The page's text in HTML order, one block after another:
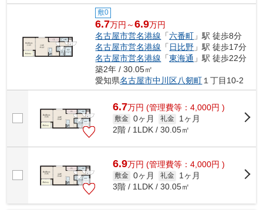
敷0
6.7万円～6.9万円
名古屋市営名港線 「六番町 」駅 徒歩8分
名古屋市営名港線 「日比野 」駅 徒歩17分
名古屋市営名港線 「東海通 」駅 徒歩22分
築2年 / 30.05㎡
愛知県名古屋市中川区八剱町 １丁目10-2
6.7万円 (管理費等：4,000円 )
敷金 0ヶ月 礼金
1ヶ月
2階 / 1LDK / 30.05㎡
6.9万円 (管理費等：4,000円 )
敷金 0ヶ月 礼金
1ヶ月
3階 / 1LDK / 30.05㎡